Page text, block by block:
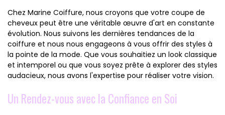
Chez Marine Coiffure, nous croyons que votre coupe de
cheveux peut être une véritable œuvre d'art en constante
évolution. Nous suivons les dernières tendances de la
coiffure et nous nous engageons à vous offrir des styles à
la pointe de la mode. Que vous souhaitiez un look classique
et intemporel ou que vous soyez prête à explorer des styles
audacieux, nous avons l'expertise pour réaliser votre vision.
Un Rendez-vous avec la Confiance en Soi